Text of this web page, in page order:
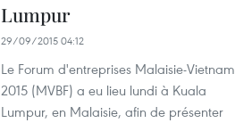
Lumpur
29/09/2015 04:12
Le Forum d'entreprises Malaisie-Vietnam
2015 (MVBF) a eu lieu lundi à Kuala
Lumpur, en Malaisie, afin de présenter